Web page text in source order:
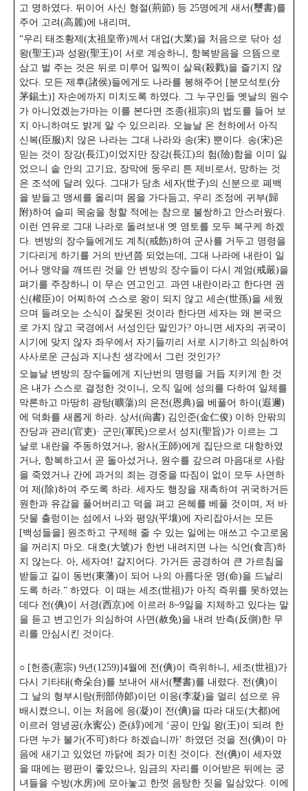
고 명하였다. 뒤이어 사신 형절(荊節) 등 25명에게 새서(璽書)를
주어 고려(高麗)에 내리며,
“우리 태조황제(太祖皇帝)께서 대업(大業)을 처음으로 닦아 성
왕(聖王)과 성왕(聖王)이 서로 계승하니, 항복받음을 으뜸으로
삼고 벌 주는 것은 뒤로 미루어 일찍이 살육(殺戮)을 즐기지 않
았다. 모든 제후(諸侯)들에게도 나라를 봉해주어 [분모석토(分
茅錫土)] 자손에까지 미치도록 하였다. 그 누구인들 옛날의 원수
가 아니었겠는가마는 이를 본다면 조종(祖宗)의 법도를 들어 보
지 아니하여도 밝게 알 수 있으리라. 오늘날 온 천하에서 아직
신복(臣服)치 않은 나라는 그대 나라와 송(宋) 뿐이다. 송(宋)은
믿는 것이 장강(長江)이었지만 장강(長江)의 험(險)함을 이미 잃
었으니 솥 안의 고기요, 장막에 둥우리 튼 제비로서, 망하는 것
은 조석에 달려 있다. 그대가 당초 세자(世子)의 신분으로 폐백
을 받들고 맹세를 올리며 몸을 가다듬고, 우리 조정에 귀부(歸
附)하여 슬피 목숨을 청할 적에는 참으로 불쌍하고 안스러웠다.
이런 연유로 그대 나라로 돌려보내 옛 영토를 모두 복구케 하겠
다. 변방의 장수들에게도 계칙(戒飭)하여 군사를 거두고 명령을
기다리게 하기를 거의 반년쯤 되었는데, 그대 나라에 내란이 일
어나 맹약을 깨뜨린 것을 안 변방의 장수들이 다시 계엄(戒嚴)을
펴기를 주장하니 이 무슨 연고인고. 과연 내란이라고 한다면 권
신(權臣)이 어찌하여 스스로 왕이 되지 않고 세손(世孫)을 세웠
으며 들려오는 소식이 잘못된 것이라 한다면 세자는 왜 본국으
로 가지 않고 국경에서 서성인단 말인가? 아니면 세자의 귀국이
시기에 맞지 않자 좌우에서 자기들끼리 서로 시기하고 의심하여
사사로운 근심과 지나친 생각에서 그런 것인가?
오늘날 변방의 장수들에게 지난번의 명령을 거듭 지키게 한 것
은 내가 스스로 결정한 것이니, 오직 일에 성의를 다하여 일체를
막론하고 마땅히 광탕(曠蕩)의 은전(恩典)을 베풀어 하이(遐邇)
에 덕화를 새롭게 하라. 상서(尙書) 김인준(金仁俊) 이하 안팎의
잔당과 관리(官吏)· 군민(軍民)으로서 성지(聖旨)가 이르는 그
날로 내란을 주동하였거나, 왕사(王師)에게 집단으로 대항하였
거나, 항복하고서 곧 돌아섰거나, 원수를 갚으려 마음대로 사람
을 죽였거나 간에 과거의 죄는 경중을 따짐이 없이 모두 사면하
여 제(除)하여 주도록 하라. 세자도 행장을 재촉하여 귀국하거든
원한과 유감을 풀어버리고 덕을 펴고 은혜를 베풀 것이며, 저 바
닷물 출렁이는 섬에서 나와 평양(平壤)에 자리잡아서는 모든
[백성들을] 원조하고 구제해 줄 수 있는 일에는 애쓰고 수고로움
을 꺼리지 마오. 대호(大號)가 한번 내려지면 나는 식언(食言)하
지 않는다. 아, 세자여! 갈지어다. 가거든 공경하여 큰 가르침을
받들고 길이 동번(東藩)이 되어 나의 아름다운 명(命)을 드날리
도록 하라.” 하였다. 이 때는 세조(世祖)가 아직 즉위를 못하였는
데다 전(倎)이 서경(西京)에 이르러 8~9일을 지체하고 있다는 말
을 듣고 변고인가 의심하여 사면(赦免)을 내려 반측(反側)한 무
리를 안심시킨 것이다.
○ [헌종(憲宗) 9년(1259)]4월에 전(倎)이 즉위하니, 세조(世祖)가
다시 기타태(奇朵台)를 보내어 새서(璽書)를 내렸다. 전(倎)이
그 날의 형부시랑(刑部侍郞)이던 이응(李凝)을 멀리 섬으로 유
배시켰으니, 이는 처음에 응(凝)이 전(倎)을 따라 대도(大都)에
이르러 영녕공(永寗公) 준(綧)에게 ‘공이 만일 왕(王)이 되려 한
다면 누가 불가(不可)하다 하겠습니까’ 하였던 것을 전(倎)이 마
음에 새기고 있었던 까닭에 죄가 미친 것이다. 전(倎)이 세자였
을 때에는 평판이 좋았으나, 임금의 자리를 이어받은 뒤에는 궁
녀들을 수방(水房)에 모아놓고 한껏 음탕한 짓을 일삼았다. 이에